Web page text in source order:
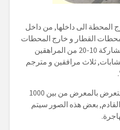
المحطة الى داخلها, من داخل
القطار و خارج المحطات
في الأحياء المجاورة لها بمشاركة 10-20 من المراهقين
ثلاث مرافقين و مترجم
سيتم اختيار الصور التي ستعرض بالمعرض من بين 1000
بعض هذه الصور سيتم